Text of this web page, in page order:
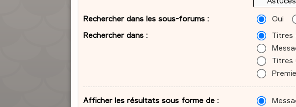
Rechercher dans les sous-forums : Oui
Rechercher dans :
Titres
Titres
Afficher les résultats sous forme de :